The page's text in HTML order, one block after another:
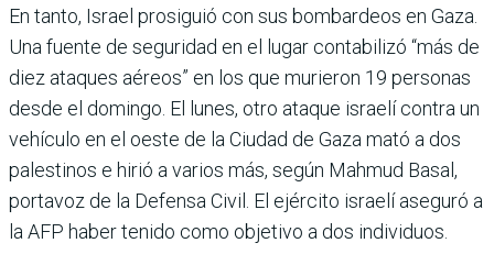
En tanto, Israel prosiguió con sus bombardeos en Gaza.
Una fuente de seguridad en el lugar contabilizó “más de
diez ataques aéreos” en los que murieron 19 personas
desde el domingo. El lunes, otro ataque israelí contra un
vehículo en el oeste de la Ciudad de Gaza mató a dos
palestinos e hirió a varios más, según Mahmud Basal,
portavoz de la Defensa Civil. El ejército israelí aseguró a
la AFP haber tenido como objetivo a dos individuos.